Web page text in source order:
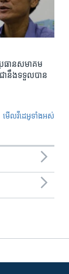
ធាន​សមាគម​
ា​នឹង​ទទួល​បាន​
មើល​វីដេអូ​ទាំង​អស់